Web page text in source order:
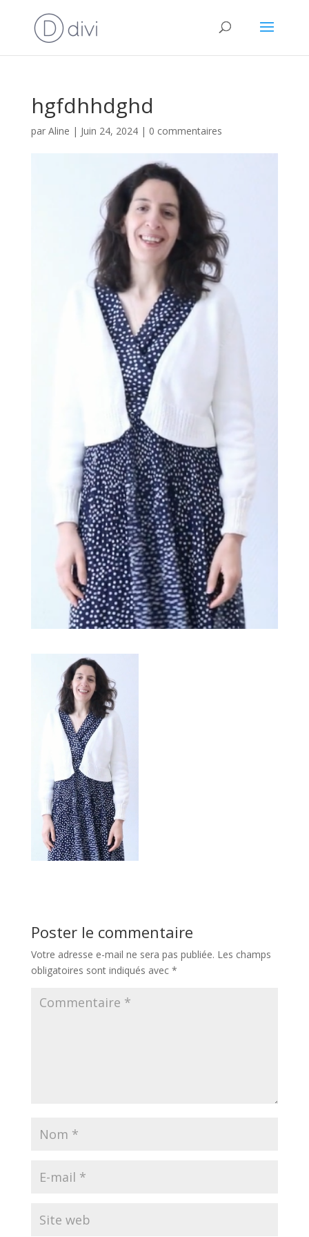
hgfdhhdghd
par Aline | Juin 24, 2024| 0 commentaires
Poster le commentaire
Votre adresse e-mail ne sera pas publiée. Les champs
obligatoires sont indiqués avec *